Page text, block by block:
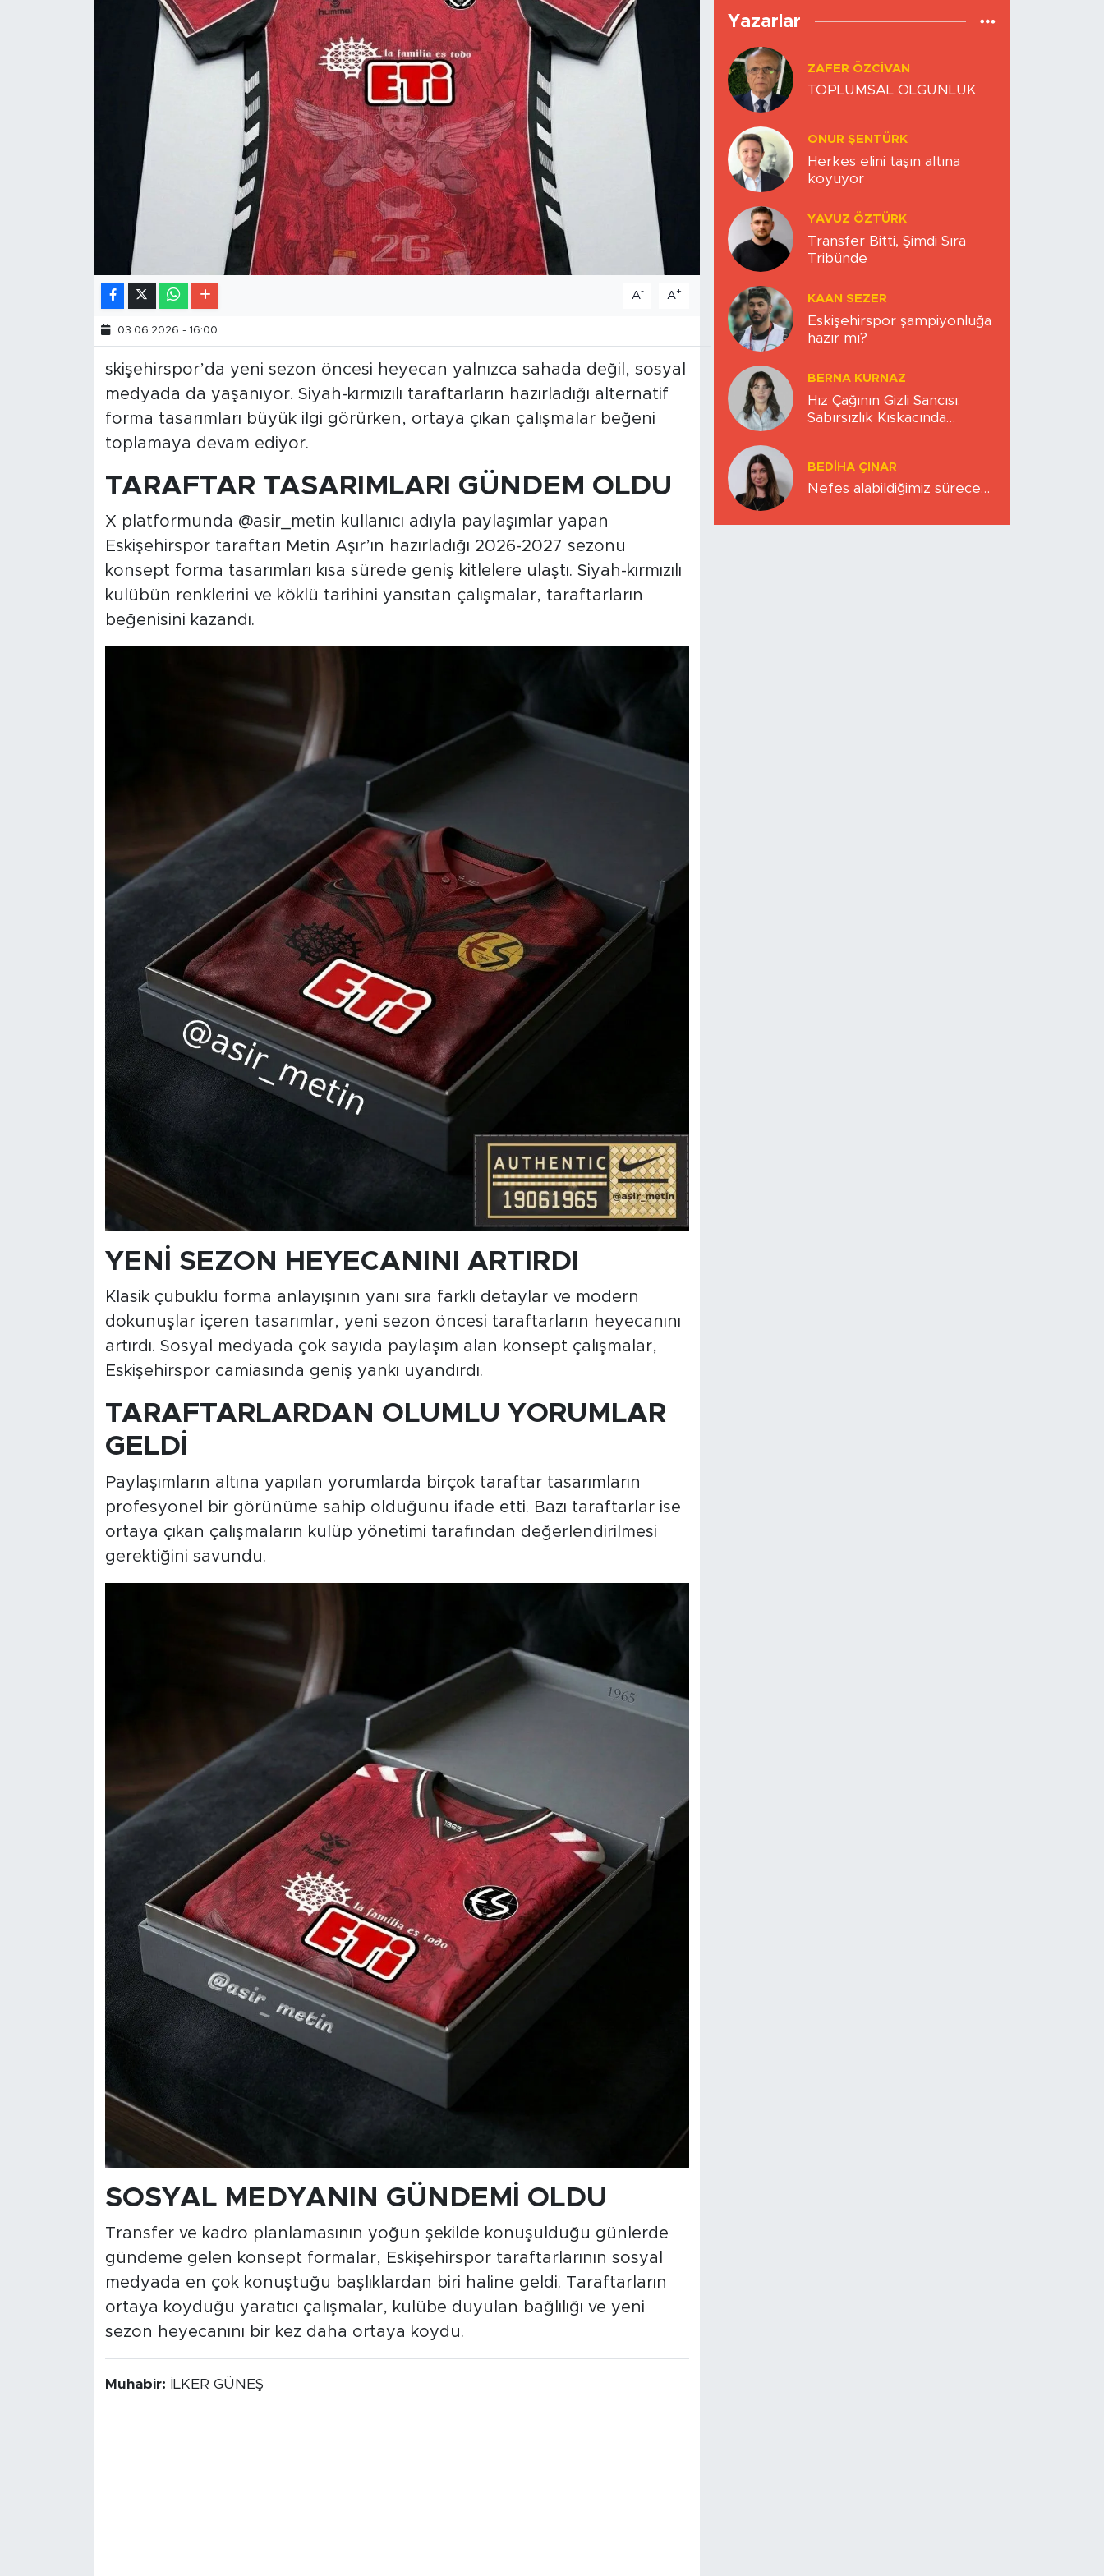
A- A+
03.06.2026 - 16:00
skişehirspor’da yeni sezon öncesi heyecan yalnızca sahada değil, sosyal
medyada da yaşanıyor. Siyah-kırmızılı taraftarların hazırladığı alternatif
forma tasarımları büyük ilgi görürken, ortaya çıkan çalışmalar beğeni
toplamaya devam ediyor.
TARAFTAR TASARIMLARI GÜNDEM OLDU
X platformunda @asir_metin kullanıcı adıyla paylaşımlar yapan
Eskişehirspor taraftarı Metin Aşır’ın hazırladığı 2026-2027 sezonu
konsept forma tasarımları kısa sürede geniş kitlelere ulaştı. Siyah-kırmızılı
kulübün renklerini ve köklü tarihini yansıtan çalışmalar, taraftarların
beğenisini kazandı.
YENİ SEZON HEYECANINI ARTIRDI
Klasik çubuklu forma anlayışının yanı sıra farklı detaylar ve modern
dokunuşlar içeren tasarımlar, yeni sezon öncesi taraftarların heyecanını
artırdı. Sosyal medyada çok sayıda paylaşım alan konsept çalışmalar,
Eskişehirspor camiasında geniş yankı uyandırdı.
TARAFTARLARDAN OLUMLU YORUMLAR
GELDİ
Paylaşımların altına yapılan yorumlarda birçok taraftar tasarımların
profesyonel bir görünüme sahip olduğunu ifade etti. Bazı taraftarlar ise
ortaya çıkan çalışmaların kulüp yönetimi tarafından değerlendirilmesi
gerektiğini savundu.
SOSYAL MEDYANIN GÜNDEMİ OLDU
Transfer ve kadro planlamasının yoğun şekilde konuşulduğu günlerde
gündeme gelen konsept formalar, Eskişehirspor taraftarlarının sosyal
medyada en çok konuştuğu başlıklardan biri haline geldi. Taraftarların
ortaya koyduğu yaratıcı çalışmalar, kulübe duyulan bağlılığı ve yeni
sezon heyecanını bir kez daha ortaya koydu.
Muhabir: İLKER GÜNEŞ
Yazarlar
ZAFER ÖZCIVAN
TOPLUMSAL OLGUNLUK
ONUR ŞENTÜRK
Herkes elini taşın altına
koyuyor
YAVUZ ÖZTÜRK
Transfer Bitti, Şimdi Sıra
Tribünde
KAAN SEZER
Eskişehirspor şampiyonluğa
hazır mı?
BERNA KURNAZ
Hız Çağının Gizli Sancısı:
Sabırsızlık Kıskacında
BEDIHA ÇINAR
Nefes alabildiğimiz sürece…